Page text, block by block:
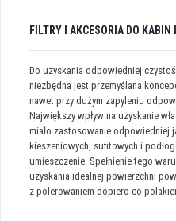
FILTRY I AKCESORIA DO KABIN
Do uzyskania odpowiedniej
niezbędna jest przemyślana
nawet przy dużym zapyleniu
Największy wpływ na uzyskanie
miało zastosowanie odpowiedniej
kieszeniowych, sufitowych i
umieszczenie. Spełnienie tego
uzyskania idealnej powierzchni
z polerowaniem dopiero co